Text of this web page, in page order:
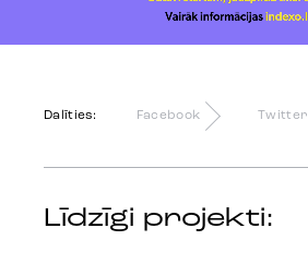
Dalīties: Facebook Twitter
Līdzīgi projekti: